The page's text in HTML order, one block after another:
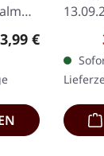
Preis:
€
Blast
im